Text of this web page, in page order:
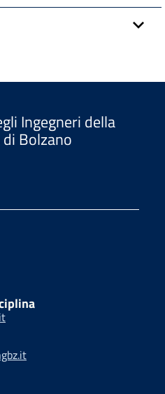
Ingegneri della
Bolzano